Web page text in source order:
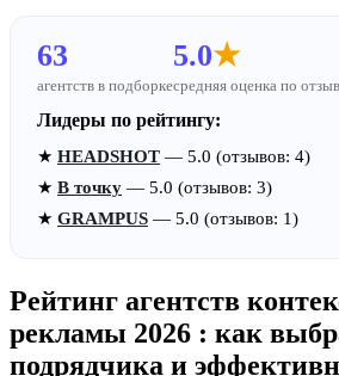
63
агентств в подборке
5.0★
средняя оценка по
Лидеры по рейтингу:
★ HEADSHOT — 5.0 (отзывов: 4)
★ В точку — 5.0 (отзывов: 3)
★ GRAMPUS — 5.0 (отзывов: 1)
Рейтинг агентств
рекламы 2026 : как
подрядчика и